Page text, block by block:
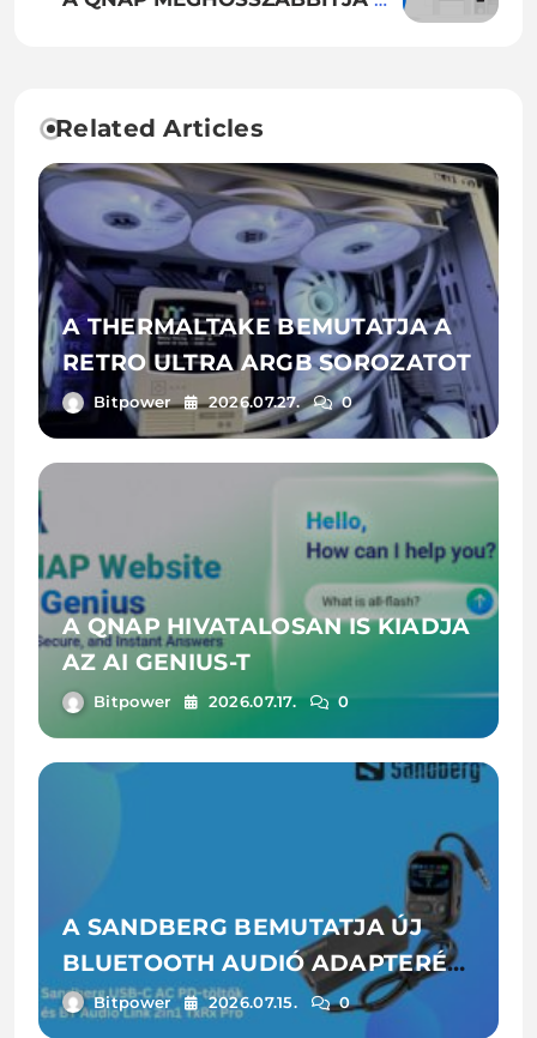
PARTNERMEGÁLLAPODÁSUKAT
Related Articles
A THERMALTAKE BEMUTATJA A
RETRO ULTRA ARGB SOROZATOT
Bitpower 2026.07.27. 0
A QNAP HIVATALOSAN IS KIADJA
AZ AI GENIUS-T
Bitpower 2026.07.17. 0
A SANDBERG BEMUTATJA ÚJ
BLUETOOTH AUDIÓ ADAPTERÉT
ÉS LAPTOPTÖLTŐIT
Bitpower 2026.07.15. 0